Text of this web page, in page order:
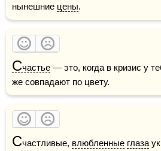
нынешние цены.
Счастье — это, когда в кризис у
же совпадают по цвету.
Счастливые, влюбленные глаза